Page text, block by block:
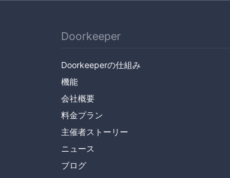
Doorkeeper
Doorkeeperの仕組み
機能
会社概要
料金プラン
主催者ストーリー
ニュース
ブログ